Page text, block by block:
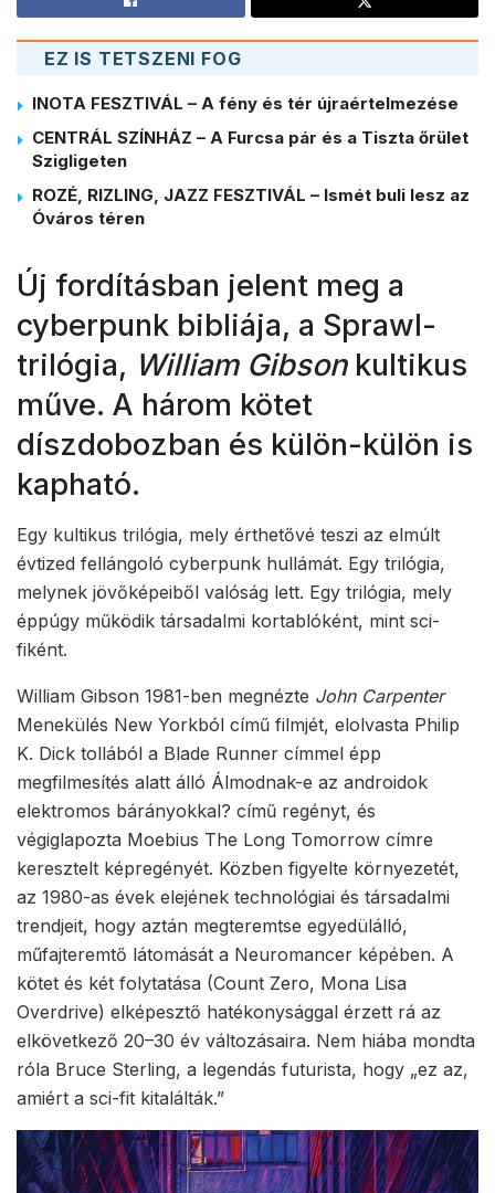
EZ IS TETSZENI FOG
INOTA FESZTIVÁL – A fény és tér újraértelmezése
CENTRÁL SZÍNHÁZ – A Furcsa pár és a Tiszta őrület
Szigligeten
ROZÉ, RIZLING, JAZZ FESZTIVÁL – Ismét buli lesz az
Óváros téren
Új fordításban jelent meg a
cyberpunk bibliája, a Sprawl-
trilógia, William Gibsonkultikus
műve. A három kötet
díszdobozban és külön-külön is
kapható.
Egy kultikus trilógia, mely érthetővé teszi az elmúlt
évtized fellángoló cyberpunk hullámát. Egy trilógia,
melynek jövőképeiből valóság lett. Egy trilógia, mely
éppúgy működik társadalmi kortablóként, mint sci-
fiként.
William Gibson 1981-ben megnézte John Carpenter
Menekülés New Yorkból című filmjét, elolvasta Philip
K. Dick tollából a Blade Runner címmel épp
megfilmesítés alatt álló Álmodnak-e az androidok
elektromos bárányokkal? című regényt, és
végiglapozta Moebius The Long Tomorrow címre
keresztelt képregényét. Közben figyelte környezetét,
az 1980-as évek elejének technológiai és társadalmi
trendjeit, hogy aztán megteremtse egyedülálló,
műfajteremtő látomását a Neuromancer képében. A
kötet és két folytatása (Count Zero, Mona Lisa
Overdrive) elképesztő hatékonysággal érzett rá az
elkövetkező 20–30 év változásaira. Nem hiába mondta
róla Bruce Sterling, a legendás futurista, hogy „ez az,
amiért a sci-fit kitalálták.”